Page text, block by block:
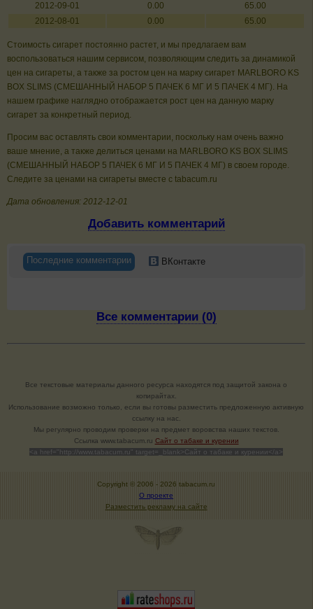
2012-09-01
0.00
65.00
2012-08-01
0.00 65.00
Стоимость сигарет постоянно растет, и мы предлагаем вам
воспользоваться нашим сервисом, позволяющим следить за динамикой
цен на сигареты, а также за ростом цен на марку сигарет MARLBORO KS
BOX SLIMS (СМЕШАННЫЙ НАБОР 5 ПАЧЕК 6 МГ И 5 ПАЧЕК 4 МГ). На
нашем графике наглядно отображается рост цен на данную марку
сигарет за конкретный период.
Просим вас оставлять свои комментарии, поскольку нам очень важно
ваше мнение, а также делиться ценами на MARLBORO KS BOX SLIMS
(СМЕШАННЫЙ НАБОР 5 ПАЧЕК 6 МГ И 5 ПАЧЕК 4 МГ) в своем городе.
Следите за ценами на сигареты вместе с tabacum.ru
Дата обновления: 2012-12-01
Добавить комментарий
Последние комментарии ВКонтакте
Все комментарии (0)
Все текстовые материалы данного ресурса находятся под защитой закона о
копирайтах.
Использование возможно только, если вы готовы разместить предложенную активную
ссылку на нас.
Мы регулярно проводим проверки на предмет воровства наших текстов.
Cсылка www.tabacum.ru Сайт о табаке и курении
<a href="http://www.tabacum.ru" target=_blank>Сайт о табаке и курении</a>
Copyright © 2006 - 2026 tabacum.ru
О проекте
Разместить рекламу на сайте